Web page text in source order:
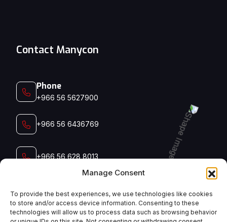
Manage Consent
To provide the best experiences, we use technologies like cookies
to store and/or access device information. Consenting to these
technologies will allow us to process data such as browsing behavior
Contact Manycon
Phone
+966 56 5627900‬‬
+966 56 6436769
+966 56 628 8013
Email